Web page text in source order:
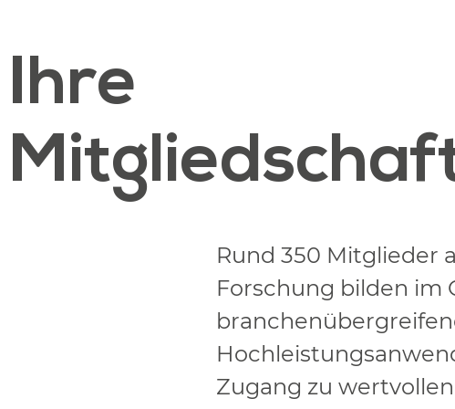
Ihre
Rund 350 Mitglieder
Forschung bilden im
Zugang zu